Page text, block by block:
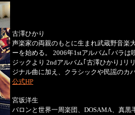
古澤ひかり
声楽家の両親のもとに生まれ武蔵野音楽
ーを始める。 2006年1stアルバム｢バラ
ジックより 2ndアルバム｢古澤ひかり｣リ
ジナル曲に加え、クラシックや民謡のカ
公式HP
宮坂洋生
バロンと世界一周楽団、DOSAMA、真